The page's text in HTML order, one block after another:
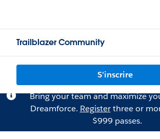
Trailblazer Community
S'inscrire
Bring your team and maximize
Dreamforce. Registerthree or
$999 passes.